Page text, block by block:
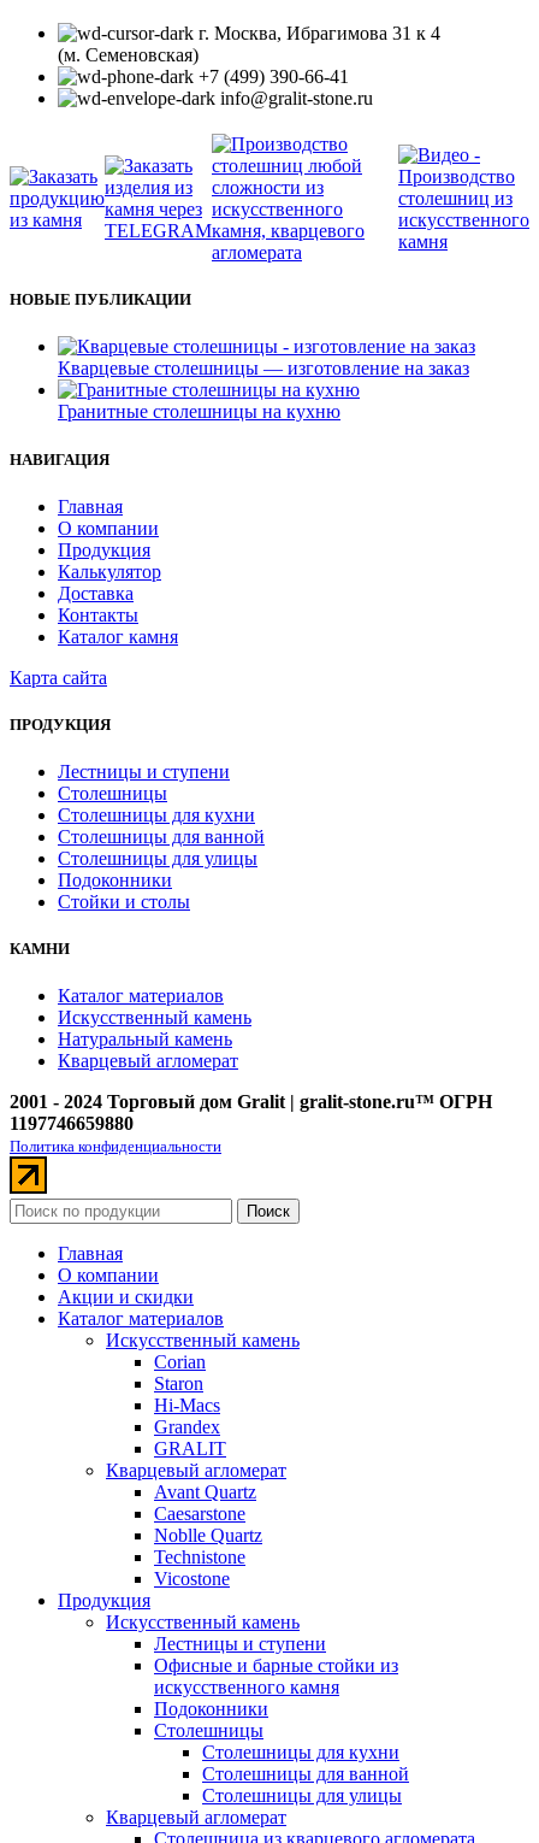
г. Москва, Ибрагимова 31 к 4
(м. Семеновская)
+7 (499) 390-66-41
info@gralit-stone.ru
НОВЫЕ ПУБЛИКАЦИИ
Кварцевые столешницы — изготовление на заказ
Гранитные столешницы на кухню
НАВИГАЦИЯ
Главная
О компании
Продукция
Калькулятор
Доставка
Контакты
Каталог камня
Карта сайта
ПРОДУКЦИЯ
Лестницы и ступени
Столешницы
Столешницы для кухни
Столешницы для ванной
Столешницы для улицы
Подоконники
Стойки и столы
КАМНИ
Каталог материалов
Искусственный камень
Натуральный камень
Кварцевый агломерат
2001 - 2024 Торговый дом Gralit | gralit-stone.ru™ ОГРН
1197746659880
Политика конфиденциальности
Поиск
Главная
О компании
Акции и скидки
Каталог материалов
Искусственный камень
Corian
Staron
Hi-Macs
Grandex
GRALIT
Кварцевый агломерат
Avant Quartz
Caesarstone
Noblle Quartz
Technistone
Vicostone
Продукция
Искусственный камень
Лестницы и ступени
Офисные и барные стойки из
искусственного камня
Подоконники
Столешницы
Столешницы для кухни
Столешницы для ванной
Столешницы для улицы
Кварцевый агломерат